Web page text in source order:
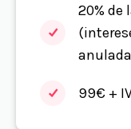
20% de
99€ +